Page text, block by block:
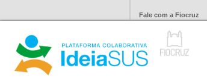
Fale com a Fiocruz